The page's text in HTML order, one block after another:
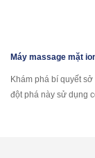
Máy massage mặt
Khám phá bí quyết
đột phá này sử dụng